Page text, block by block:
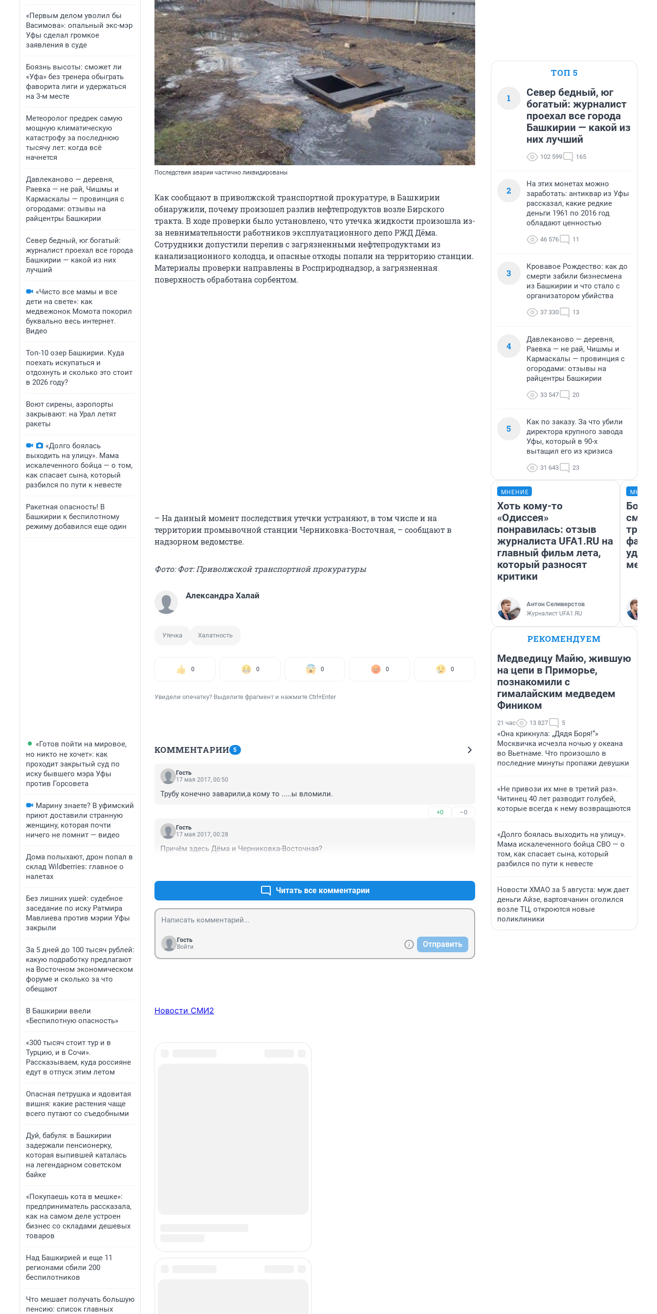
«Первым делом уволил бы
Васимова»: опальный экс-мэр
Уфы сделал громкое
заявления в суде
Боязнь высоты: сможет ли
«Уфа» без тренера обыграть
фаворита лиги и удержаться
на 3-м месте
Метеоролог предрек самую
мощную климатическую
катастрофу за последнюю
тысячу лет: когда всё
начнется
Давлеканово — деревня,
Раевка — не рай, Чишмы и
Кармаскалы — провинция с
огородами: отзывы на
райцентры Башкирии
Север бедный, юг богатый:
журналист проехал все города
Башкирии — какой из них
лучший
«Чисто все мамы и все
дети на свете»: как
медвежонок Момота покорил
буквально весь интернет.
Видео
Топ-10 озер Башкирии. Куда
поехать искупаться и
отдохнуть и сколько это стоит
в 2026 году?
Воют сирены, аэропорты
закрывают: на Урал летят
ракеты
«Долго боялась
выходить на улицу». Мама
искалеченного бойца — о том,
как спасает сына, который
разбился по пути к невесте
Ракетная опасность! В
Башкирии к беспилотному
режиму добавился еще один
«Готов пойти на мировое,
но никто не хочет»: как
проходит закрытый суд по
иску бывшего мэра Уфы
против Горсовета
Марину знаете? В уфимский
приют доставили странную
женщину, которая почти
ничего не помнит — видео
Дома полыхают, дрон попал в
склад Wildberries: главное о
налетах
Без лишних ушей: судебное
заседание по иску Ратмира
Мавлиева против мэрии Уфы
закрыли
За 5 дней до 100 тысяч рублей:
какую подработку предлагают
на Восточном экономическом
форуме и сколько за что
обещают
В Башкирии ввели
«Беспилотную опасность»
«300 тысяч стоит тур и в
Турцию, и в Сочи».
Рассказываем, куда россияне
едут в отпуск этим летом
Опасная петрушка и ядовитая
вишня: какие растения чаще
всего путают со съедобными
Дуй, бабуля: в Башкирии
задержали пенсионерку,
которая выпившей каталась
на легендарном советском
байке
«Покупаешь кота в мешке»:
предприниматель рассказала,
как на самом деле устроен
бизнес со складами дешевых
товаров
Над Башкирией и еще 11
регионами сбили 200
беспилотников
Что мешает получать большую
пенсию: список главных
Последствия аварии частично ликвидированы
Как сообщают в приволжской транспортной прокуратуре, в Башкирии
обнаружили, почему произошел разлив нефтепродуктов возле Бирского
тракта. В ходе проверки было установлено, что утечка жидкости произошла из-
за невнимательности работников эксплуатационного депо РЖД Дёма.
Сотрудники допустили перелив с загрязненными нефтепродуктами из
канализационного колодца, и опасные отходы попали на территорию станции.
Материалы проверки направлены в Росприроднадзор, а загрязненная
поверхность обработана сорбентом.
– На данный момент последствия утечки устраняют, в том числе и на
территории промывочной станции Черниковка-Восточная, – сообщают в
надзорном ведомстве.
Фото: Фот: Приволжской транспортной прокуратуры
Александра Халай
Утечка Халатность
0 0 0 0 0
Увидели опечатку? Выделите фрагмент и нажмите Ctrl+Enter
КОММЕНТАРИИ 5
Гость
17 мая 2017, 00:50
Трубу конечно заварили,а кому то .....ы вломили.
+0 –0
Гость
17 мая 2017, 00:28
Причём здесь Дёма и Черниковка-Восточная?
Читать все комментарии
Гость
Войти
Отправить
Новости СМИ2
ТОП 5
1
Север бедный, юг
богатый: журналист
проехал все города
Башкирии — какой из
них лучший
102 599 165
2
На этих монетах можно
заработать: антиквар из Уфы
рассказал, какие редкие
деньги 1961 по 2016 год
обладают ценностью
46 576 11
3
Кровавое Рождество: как до
смерти забили бизнесмена
из Башкирии и что стало с
организатором убийства
37 330 13
4
Давлеканово — деревня,
Раевка — не рай, Чишмы и
Кармаскалы — провинция с
огородами: отзывы на
райцентры Башкирии
33 547 20
5
Как по заказу. За что убили
директора крупного завода
Уфы, который в 90-х
вытащил его из кризиса
31 643 23
МНЕНИЕ
Хоть кому-то
«Одиссея»
понравилась: отзыв
журналиста UFA1.RU на
главный фильм лета,
который разносят
критики
Антон Селиверстов
Журналист UFA1.RU
месте
РЕКОМЕНДУЕМ
Медведицу Майю, жившую
на цепи в Приморье,
познакомили с
гималайским медведем
Фиником
21 час 13 827 5
«Она крикнула: „Дядя Боря!“»
Москвичка исчезла ночью у океана
во Вьетнаме. Что произошло в
последние минуты пропажи девушки
«Не привози их мне в третий раз».
Читинец 40 лет разводит голубей,
которые всегда к нему возвращаются
«Долго боялась выходить на улицу».
Мама искалеченного бойца СВО — о
том, как спасает сына, который
разбился по пути к невесте
Новости ХМАО за 5 августа: муж дает
деньги Айзе, вартовчанин оголился
возле ТЦ, откроются новые
поликлиники